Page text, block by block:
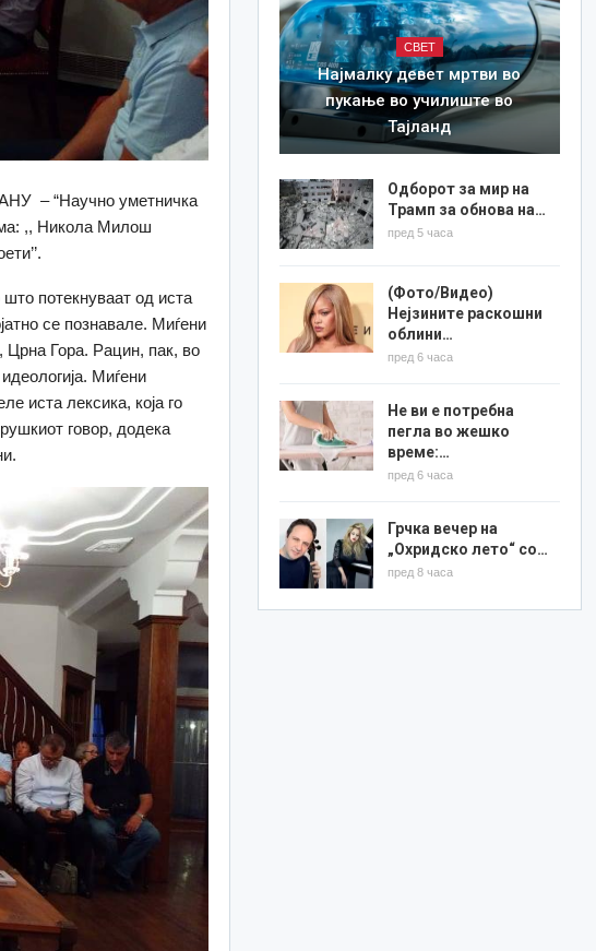
– “Научно уметничка
,, Никола Милош
потекнуваат од иста
се познавале. Миѓени
Гора. Рацин, пак, во
Миѓени
иста лексика, која го
говор, додека
СВЕТ
Најмалку девет мртви во
пукање во училиште во
Тајланд
Одборот за мир на
Трамп за обнова на…
пред 5 часа
(Фото/Видео)
Нејзините раскошни
облини…
пред 6 часа
Не ви е потребна
пегла во жешко
време:…
пред 6 часа
Грчка вечер на
„Охридско лето“ со…
пред 8 часа